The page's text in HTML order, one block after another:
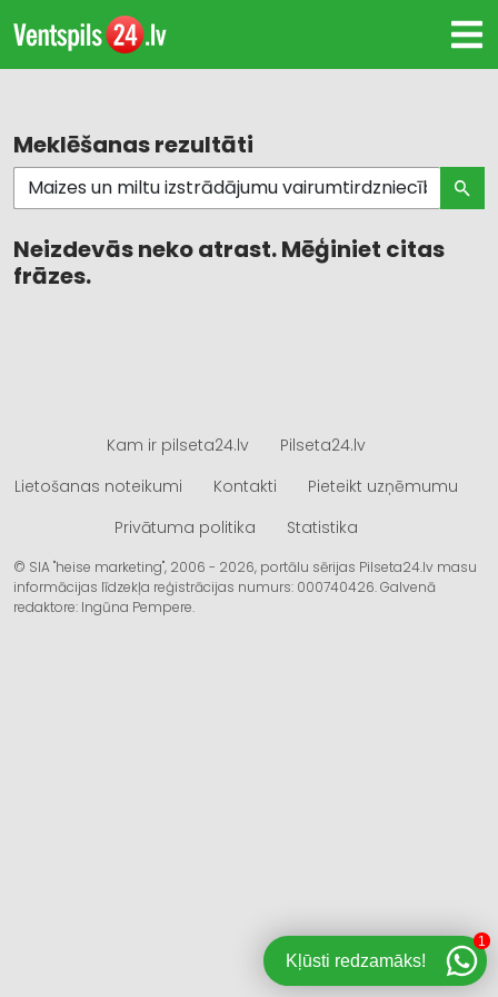
Meklēšanas rezultāti
Neizdevās neko atrast. Mēģiniet citas
frāzes.
Kam ir pilseta24.lv
Pilseta24.lv
Lietošanas noteikumi
Kontakti
Pieteikt uzņēmumu
Privātuma politika
Statistika
© SIA "heise marketing", 2006 - 2026, portālu sērijas Pilseta24.lv masu
informācijas līdzekļa reģistrācijas numurs: 000740426. Galvenā
redaktore: Ingūna Pempere.
Kļūsti redzamāks!
1